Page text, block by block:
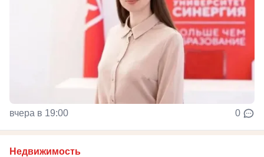
вчера в 19:00 0
Недвижимость